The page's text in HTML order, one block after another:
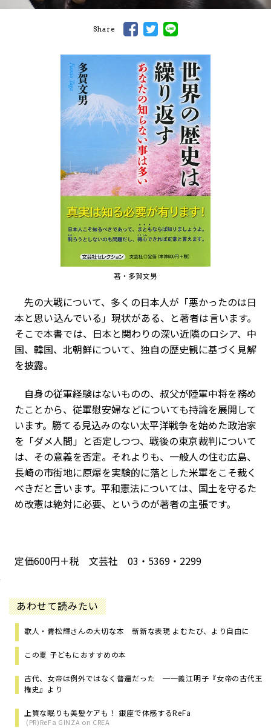
Share
著・多賀文男
先の大戦について、多くの日本人が「悪かったのは日
本と思い込んでいる」現状がある、と著者は言います。
そこで本書では、日本と関わりの深い近隣のロシア、中
国、韓国、北朝鮮について、独自の歴史観に基づく見解
を披露。
自身の従軍経験はないものの、叔父が陸軍中将を務め
たことから、従軍慰安婦などについても持論を展開して
います。勝てる見込みのない太平洋戦争を始めた政治家
を「ダメ人間」と否定しつつ、戦後の東京裁判について
は、その意義を否定。それよりも、一般人の住む広島、
長崎の市街地に原爆を実験的に落とした米軍をこそ裁く
べきだと言います。平和憲法については、国土を守るた
め改憲は絶対に必要、というのが著者の主張です。
定価600円＋税 文芸社 03・5369・2299
あわせて読みたい
歌人・青松輝さんの大切な本 斬新な表現 よむたび、より自由に
この夏 子どもにおすすめの本
古代、女帝は例外ではなく普遍だった ──義江明子『女帝の古代王
権史』より
上質な眠りも美髪ケアも！ 銀座で体感するReFa
(PR)ReFa GINZA on CREA